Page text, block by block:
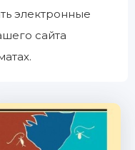
электронные
сайта